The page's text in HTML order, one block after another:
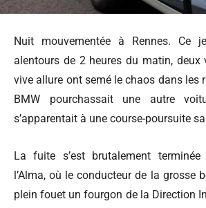
Nuit mouvementée à Rennes. Ce
alentours de 2 heures du matin, deux
vive allure ont semé le chaos dans les
BMW pourchassait une autre
s’apparentait à une course-poursuite
La fuite s’est brutalement
l’Alma, où le conducteur de la grosse
plein fouet un fourgon de la Direction